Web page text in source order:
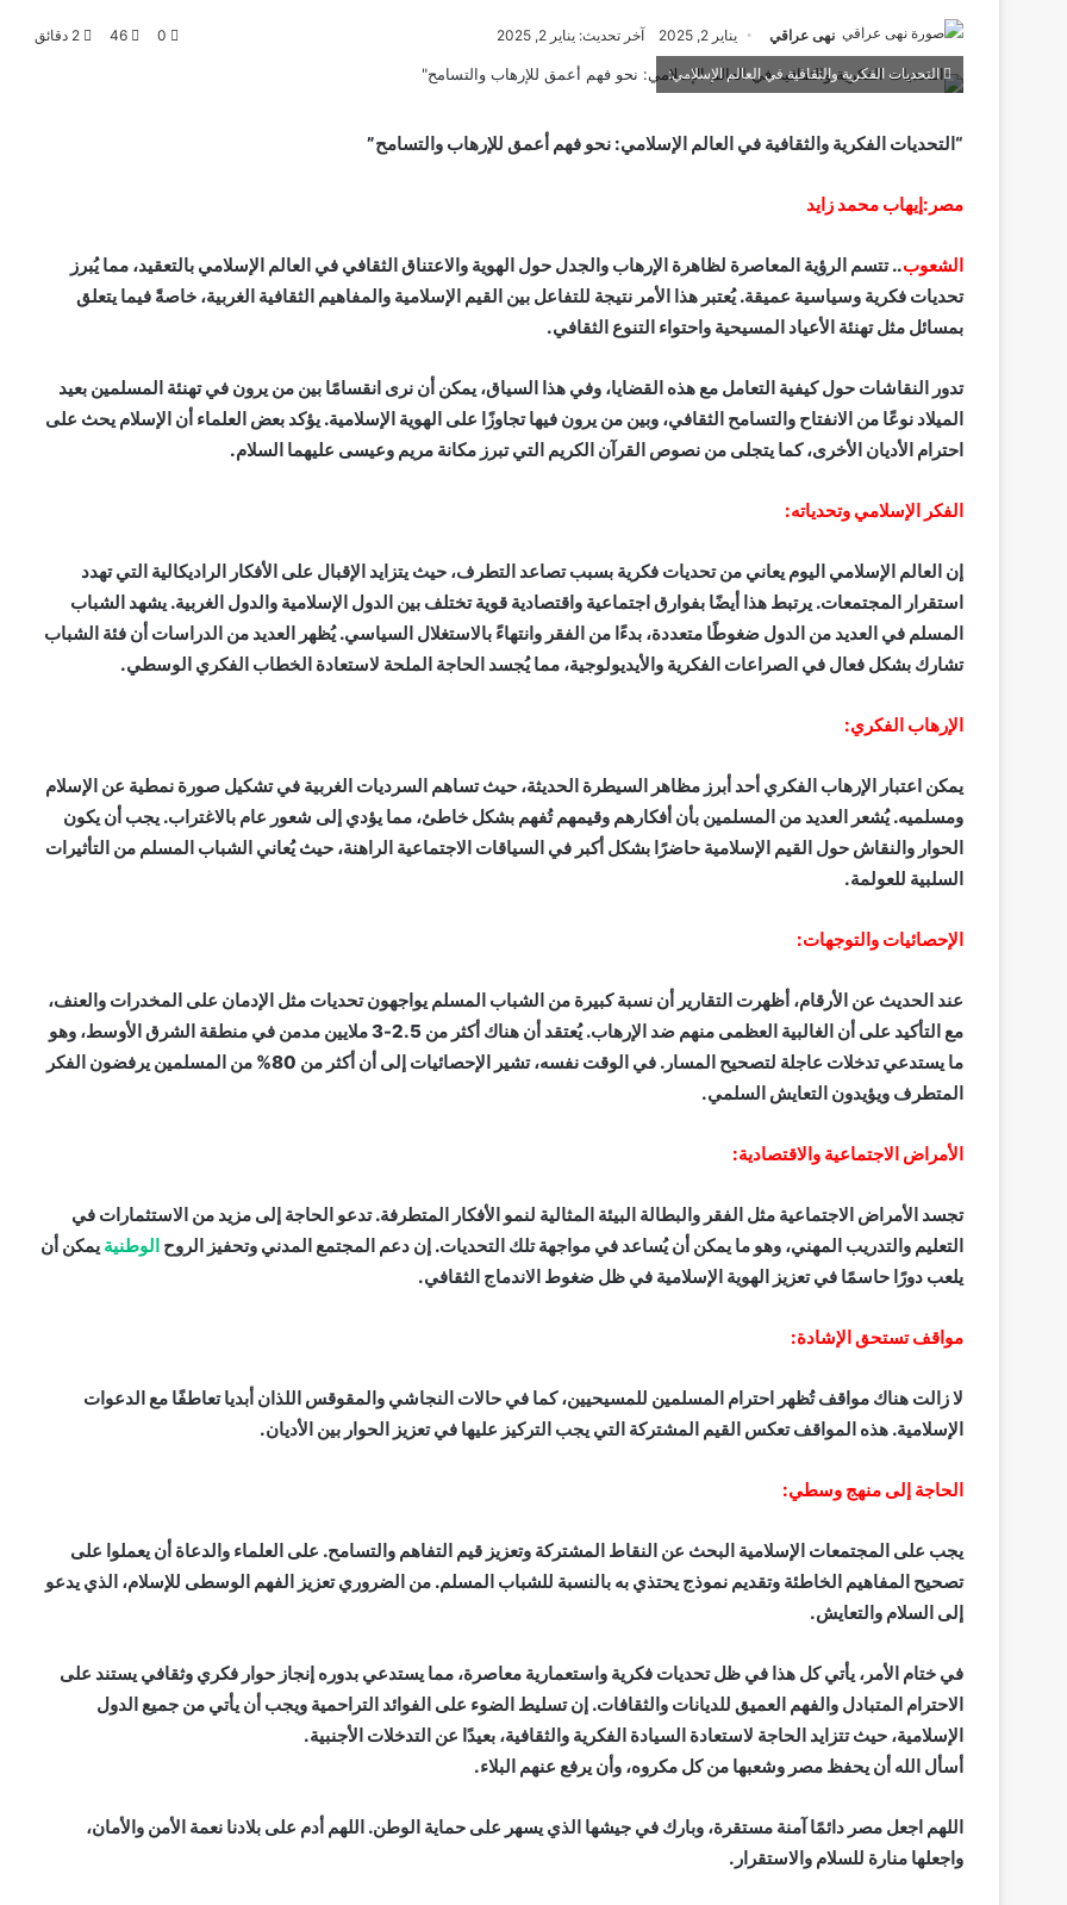
نهى عراقي يناير 2, 2025 آخر تحديث: يناير 2, 2025 0
46
التحديات الفكرية والثقافية في العالم الإسلامي:
“التحديات الفكرية والثقافية في العالم الإسلامي: نحو فهم أعمق للإرهاب والتسامح”
مصر:إيهاب محمد زايد
الشعوب.. تتسم الرؤية المعاصرة لظاهرة الإرهاب والجدل حول الهوية والاعتناق الثقافي في العالم الإسلامي بالتعقيد، مما يُبرز
تحديات فكرية وسياسية عميقة. يُعتبر هذا الأمر نتيجة للتفاعل بين القيم الإسلامية والمفاهيم الثقافية الغربية، خاصةً فيما يتعلق
بمسائل مثل تهنئة الأعياد المسيحية واحتواء التنوع الثقافي.
تدور النقاشات حول كيفية التعامل مع هذه القضايا، وفي هذا السياق، يمكن أن نرى انقسامًا بين من يرون في تهنئة المسلمين بعيد
الميلاد نوعًا من الانفتاح والتسامح الثقافي، وبين من يرون فيها تجاوزًا على الهوية الإسلامية. يؤكد بعض العلماء أن الإسلام يحث على
احترام الأديان الأخرى، كما يتجلى من نصوص القرآن الكريم التي تبرز مكانة مريم وعيسى عليهما السلام.
الفكر الإسلامي وتحدياته:
إن العالم الإسلامي اليوم يعاني من تحديات فكرية بسبب تصاعد التطرف، حيث يتزايد الإقبال على الأفكار الراديكالية التي تهدد
استقرار المجتمعات. يرتبط هذا أيضًا بفوارق اجتماعية واقتصادية قوية تختلف بين الدول الإسلامية والدول الغربية. يشهد الشباب
المسلم في العديد من الدول ضغوطًا متعددة، بدءًا من الفقر وانتهاءً بالاستغلال السياسي. يُظهر العديد من الدراسات أن فئة الشباب
تشارك بشكل فعال في الصراعات الفكرية والأيديولوجية، مما يُجسد الحاجة الملحة لاستعادة الخطاب الفكري الوسطي.
الإرهاب الفكري:
يمكن اعتبار الإرهاب الفكري أحد أبرز مظاهر السيطرة الحديثة، حيث تساهم السرديات الغربية في تشكيل صورة نمطية عن الإسلام
ومسلميه. يُشعر العديد من المسلمين بأن أفكارهم وقيمهم تُفهم بشكل خاطئ، مما يؤدي إلى شعور عام بالاغتراب. يجب أن يكون
الحوار والنقاش حول القيم الإسلامية حاضرًا بشكل أكبر في السياقات الاجتماعية الراهنة، حيث يُعاني الشباب المسلم من التأثيرات
السلبية للعولمة.
الإحصائيات والتوجهات:
عند الحديث عن الأرقام، أظهرت التقارير أن نسبة كبيرة من الشباب المسلم يواجهون تحديات مثل الإدمان على المخدرات والعنف،
مع التأكيد على أن الغالبية العظمى منهم ضد الإرهاب. يُعتقد أن هناك أكثر من 2.5-3 ملايين مدمن في منطقة الشرق الأوسط، وهو
ما يستدعي تدخلات عاجلة لتصحيح المسار. في الوقت نفسه، تشير الإحصائيات إلى أن أكثر من 80% من المسلمين يرفضون الفكر
المتطرف ويؤيدون التعايش السلمي.
الأمراض الاجتماعية والاقتصادية:
تجسد الأمراض الاجتماعية مثل الفقر والبطالة البيئة المثالية لنمو الأفكار المتطرفة. تدعو الحاجة إلى مزيد من الاستثمارات في
التعليم والتدريب المهني، وهو ما يمكن أن يُساعد في مواجهة تلك التحديات. إن دعم المجتمع المدني وتحفيز الروح الوطنية يمكن أن
يلعب دورًا حاسمًا في تعزيز الهوية الإسلامية في ظل ضغوط الاندماج الثقافي.
مواقف تستحق الإشادة:
لا زالت هناك مواقف تُظهر احترام المسلمين للمسيحيين، كما في حالات النجاشي والمقوقس اللذان أبديا تعاطفًا مع الدعوات
الإسلامية. هذه المواقف تعكس القيم المشتركة التي يجب التركيز عليها في تعزيز الحوار بين الأديان.
الحاجة إلى منهج وسطي:
يجب على المجتمعات الإسلامية البحث عن النقاط المشتركة وتعزيز قيم التفاهم والتسامح. على العلماء والدعاة أن يعملوا على
تصحيح المفاهيم الخاطئة وتقديم نموذج يحتذي به بالنسبة للشباب المسلم. من الضروري تعزيز الفهم الوسطى للإسلام، الذي يدعو
إلى السلام والتعايش.
في ختام الأمر، يأتي كل هذا في ظل تحديات فكرية واستعمارية معاصرة، مما يستدعي بدوره إنجاز حوار فكري وثقافي يستند على
الاحترام المتبادل والفهم العميق للديانات والثقافات. إن تسليط الضوء على الفوائد التراحمية ويجب أن يأتي من جميع الدول
الإسلامية، حيث تتزايد الحاجة لاستعادة السيادة الفكرية والثقافية، بعيدًا عن التدخلات الأجنبية.
أسأل الله أن يحفظ مصر وشعبها من كل مكروه، وأن يرفع عنهم البلاء.
اللهم اجعل مصر دائمًا آمنة مستقرة، وبارك في جيشها الذي يسهر على حماية الوطن. اللهم أدم على بلادنا نعمة الأمن والأمان،
واجعلها منارة للسلام والاستقرار.